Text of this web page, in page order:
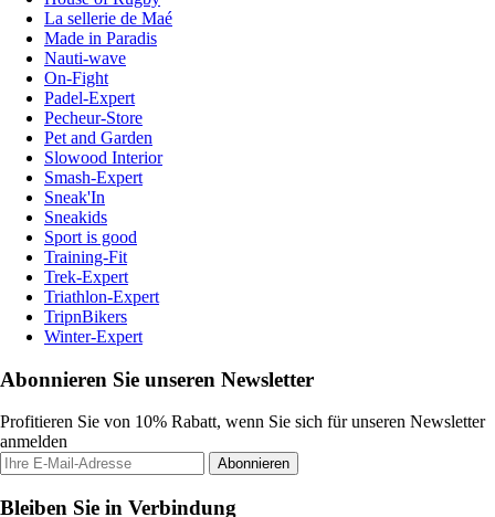
La sellerie de Maé
Made in Paradis
Nauti-wave
On-Fight
Padel-Expert
Pecheur-Store
Pet and Garden
Slowood Interior
Smash-Expert
Sneak'In
Sneakids
Sport is good
Training-Fit
Trek-Expert
Triathlon-Expert
TripnBikers
Winter-Expert
Abonnieren Sie unseren Newsletter
Profitieren Sie von 10% Rabatt, wenn Sie sich für unseren Newsletter
anmelden
Abonnieren
Bleiben Sie in Verbindung